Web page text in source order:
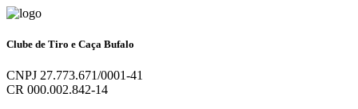
Clube de Tiro e Caça Bufalo
CNPJ 27.773.671/0001-41
CR 000.002.842-14